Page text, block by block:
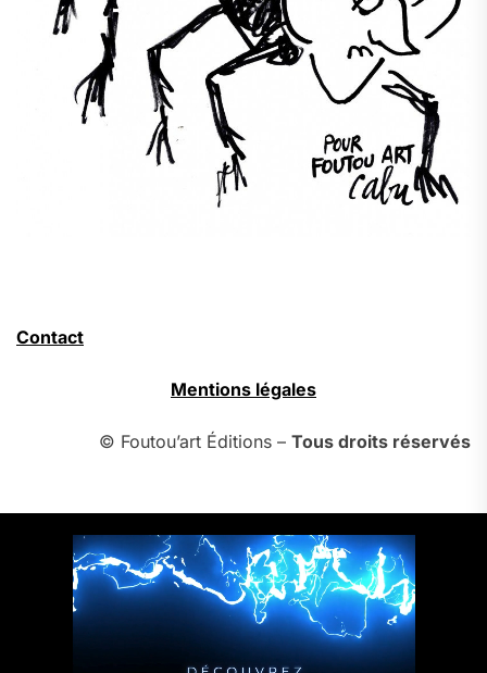
Contact
Mentions légales
© Foutou’art Éditions – Tous droits réservés